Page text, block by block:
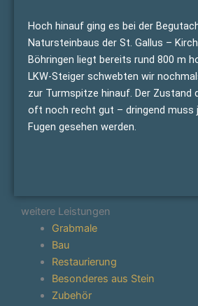
Hoch hinauf ging es bei der
Natursteinbaus der St. Gallus –
Böhringen liegt bereits rund 800 m
LKW-Steiger schwebten wir
zur Turmspitze hinauf. Der Zustand
oft noch recht gut – dringend muss
Fugen gesehen werden.
weitere Leistungen
Grabmale
Bau
Restaurierung
Besonderes aus Stein
Zubehör